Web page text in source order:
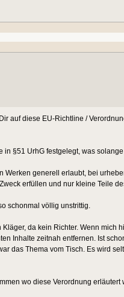
auf diese EU-Richtline /
in §51 UrhG festgelegt, was
Werken generell erlaubt, bei
erfüllen und nur kleine Teile
schonmal völlig unstrittig.
da kein Richter. Wenn mich
Inhalte zeitnah entfernen. Ist
das Thema vom Tisch. Es wird
wo diese Verordnung